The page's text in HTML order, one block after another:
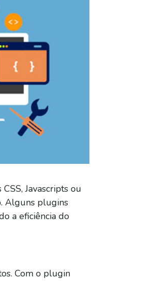
Javascripts ou
Alguns plugins
a eficiência do
Com o plugin